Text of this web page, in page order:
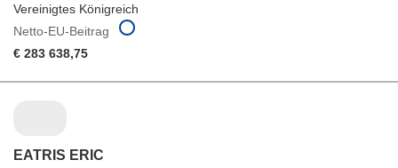
Vereinigtes Königreich
Netto-EU-Beitrag
€ 283 638,75
EATRIS ERIC